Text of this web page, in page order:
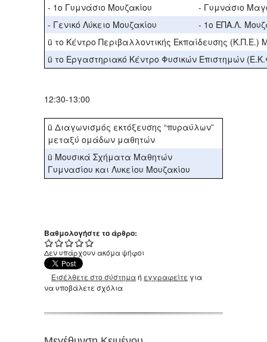
- 1ο Γυμνάσιο Μουζακίου
- Γυμνάσιο
- Γενικό Λύκειο Μουζακίου
- 1ο ΕΠΑ.Λ.
ü το Κέντρο Περιβαλλοντικής Εκπαίδευσης (Κ.Π.Ε.)
ü το Εργαστηριακό Κέντρο Φυσικών Επιστημών
12:30-13:00
ü Διαγωνισμός εκτόξευσης “πυραύλων”
μεταξύ ομάδων μαθητών
ü Μουσικά Σχήματα Μαθητών
Γυμνασίου και Λυκείου Μουζακίου
Βαθμολογήστε το άρθρο:
Δεν υπάρχουν ακόμα ψήφοι
Εισέλθετε στο σύστημαή εγγραφείτε για
να υποβάλετε σχόλια